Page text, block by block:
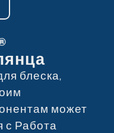
блеска,
может
с Работа